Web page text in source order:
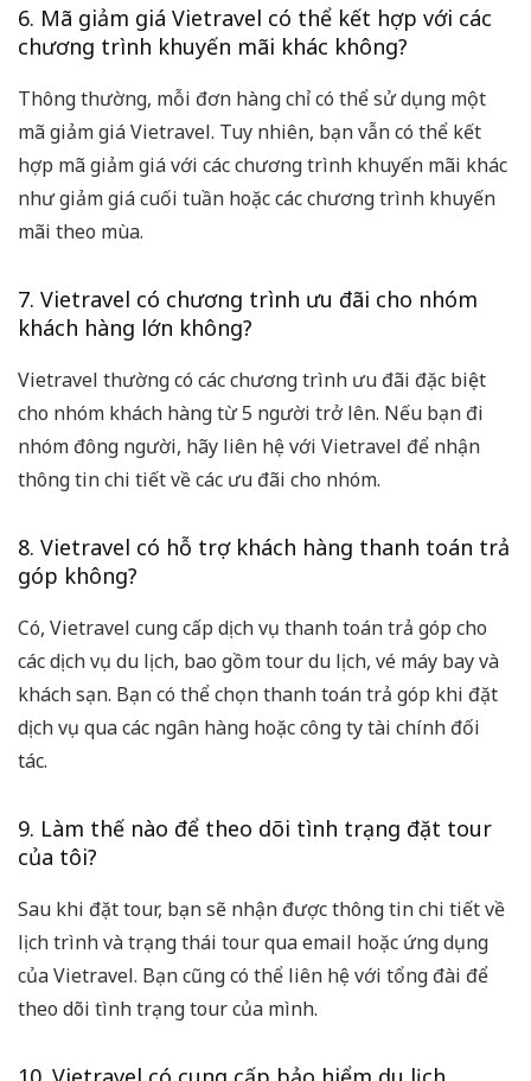
6. Mã giảm giá Vietravel có thể kết hợp với các
chương trình khuyến mãi khác không?
Thông thường, mỗi đơn hàng chỉ có thể sử dụng một
mã giảm giá Vietravel. Tuy nhiên, bạn vẫn có thể kết
hợp mã giảm giá với các chương trình khuyến mãi khác
như giảm giá cuối tuần hoặc các chương trình khuyến
mãi theo mùa.
7. Vietravel có chương trình ưu đãi cho nhóm
khách hàng lớn không?
Vietravel thường có các chương trình ưu đãi đặc biệt
cho nhóm khách hàng từ 5 người trở lên. Nếu bạn đi
nhóm đông người, hãy liên hệ với Vietravel để nhận
thông tin chi tiết về các ưu đãi cho nhóm.
8. Vietravel có hỗ trợ khách hàng thanh toán trả
góp không?
Có, Vietravel cung cấp dịch vụ thanh toán trả góp cho
các dịch vụ du lịch, bao gồm tour du lịch, vé máy bay và
khách sạn. Bạn có thể chọn thanh toán trả góp khi đặt
dịch vụ qua các ngân hàng hoặc công ty tài chính đối
tác.
9. Làm thế nào để theo dõi tình trạng đặt tour
của tôi?
Sau khi đặt tour, bạn sẽ nhận được thông tin chi tiết về
lịch trình và trạng thái tour qua email hoặc ứng dụng
của Vietravel. Bạn cũng có thể liên hệ với tổng đài để
theo dõi tình trạng tour của mình.